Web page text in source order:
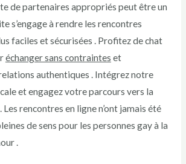
de partenaires appropriés peut être un
s’engage à rendre les rencontres
faciles et sécurisées . Profitez de chat
échanger sans contraintes et
authentiques . Intégrez notre
et engagez votre parcours vers la
rencontres en ligne n’ont jamais été
de sens pour les personnes gay à la
.